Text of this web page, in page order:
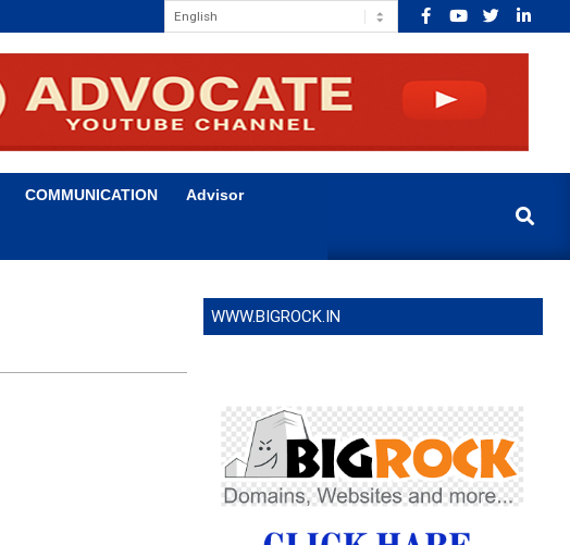
COMMUNICATION Advisor
Search
WWW.BIGROCK.IN